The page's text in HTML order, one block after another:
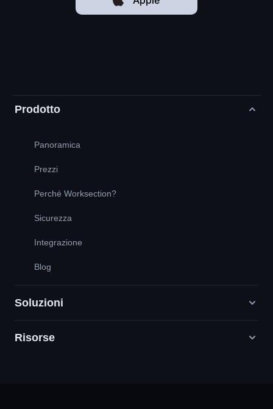
Prodotto
Panoramica
Prezzi
Perché Worksection?
Sicurezza
Integrazione
Blog
Soluzioni
Agenzie di marketing digitale
Risorse